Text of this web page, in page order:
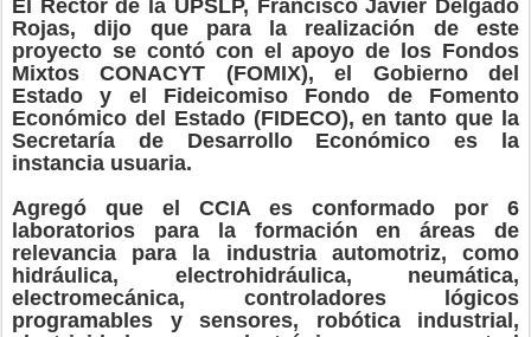
El Rector de la UPSLP, Francisco Javier Delgado
Rojas, dijo que para la realización de este
proyecto se contó con el apoyo de los Fondos
Mixtos CONACYT (FOMIX), el Gobierno del
Estado y el Fideicomiso Fondo de Fomento
Económico del Estado (FIDECO), en tanto que la
Secretaría de Desarrollo Económico es la
instancia usuaria.
Agregó que el CCIA es conformado por 6
laboratorios para la formación en áreas de
relevancia para la industria automotriz, como
hidráulica, electrohidráulica, neumática,
electromecánica, controladores lógicos
programables y sensores, robótica industrial,